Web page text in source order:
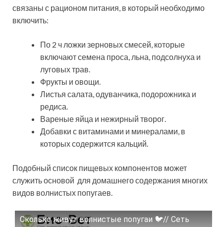
связаны с рационом питания, в который необходимо
включить:
По 2 ч ложки зерновых смесей, которые
включают семена проса, льна, подсолнуха и
луговых трав.
Фрукты и овощи.
Листья салата, одуванчика, подорожника и
редиса.
Вареные яйца и нежирный творог.
Добавки с витаминами и минералами, в
которых содержится кальций.
Подобный список пищевых компонентов может
служить основой для домашнего содержания многих
видов волнистых попугаев.
Сколько живут волнистые попугаи 🐦// Сеть